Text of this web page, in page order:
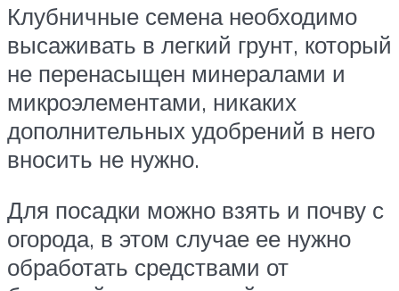
Клубничные семена необходимо
высаживать в легкий грунт, который
не перенасыщен минералами и
микроэлементами, никаких
дополнительных удобрений в него
вносить не нужно.
Для посадки можно взять и почву с
огорода, в этом случае ее нужно
обработать средствами от